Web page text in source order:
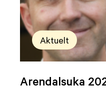
Aktuelt
Arendalsuka